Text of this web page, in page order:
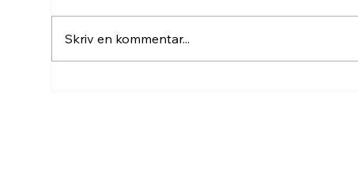
Skriv en kommentar...